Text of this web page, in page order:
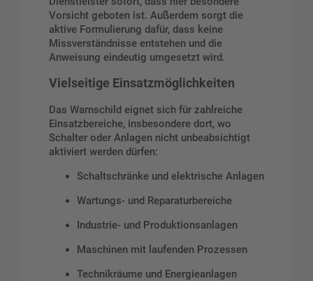
Vorsicht geboten ist. Außerdem sorgt die
aktive Formulierung dafür, dass keine
Missverständnisse entstehen und die
Anweisung eindeutig umgesetzt wird.
Vielseitige Einsatzmöglichkeiten
Das Warnschild eignet sich für zahlreiche
Einsatzbereiche, insbesondere dort, wo
Schalter oder Anlagen nicht unbeabsichtigt
aktiviert werden dürfen:
Schaltschränke und elektrische Anlagen
Wartungs- und Reparaturbereiche
Industrie- und Produktionsanlagen
Maschinen mit laufenden Prozessen
Technikräume und Energieanlagen